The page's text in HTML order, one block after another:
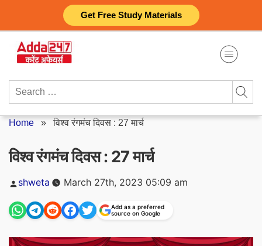
Get Free Study Materials
content
Search
Home »विश्व रंगमंच दिवस : 27 मार्च
विश्व रंगमंच दिवस : 27 मार्च
Posted
by
shweta March 27th, 2023 05:09 am
Add as a preferred
source on Google